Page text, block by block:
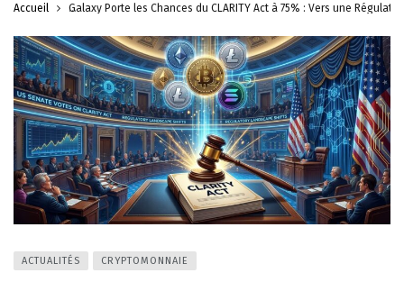
Accueil Galaxy Porte les Chances du CLARITY Act à 75% : Vers une
ACTUALITÉS CRYPTOMONNAIE